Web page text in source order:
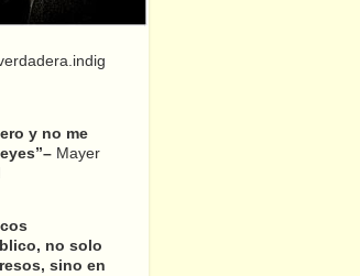
y no me
Mayer
no solo
sino en